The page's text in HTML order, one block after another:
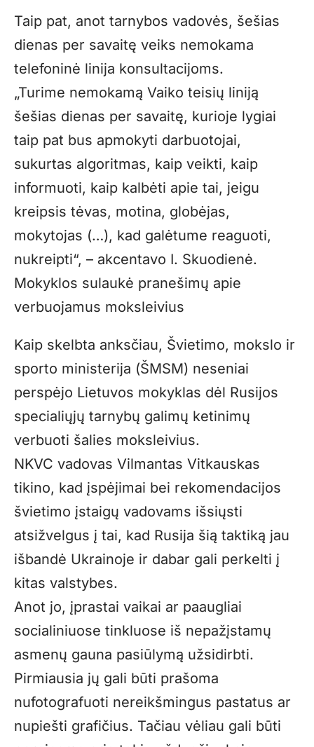
Taip pat, anot tarnybos vadovės, šešias
dienas per savaitę veiks nemokama
telefoninė linija konsultacijoms.
„Turime nemokamą Vaiko teisių liniją
šešias dienas per savaitę, kurioje lygiai
taip pat bus apmokyti darbuotojai,
sukurtas algoritmas, kaip veikti, kaip
informuoti, kaip kalbėti apie tai, jeigu
kreipsis tėvas, motina, globėjas,
mokytojas (…), kad galėtume reaguoti,
nukreipti“, – akcentavo I. Skuodienė.
Mokyklos sulaukė pranešimų apie
verbuojamus moksleivius
Kaip skelbta anksčiau, Švietimo, mokslo ir
sporto ministerija (ŠMSM) neseniai
perspėjo Lietuvos mokyklas dėl Rusijos
specialiųjų tarnybų galimų ketinimų
verbuoti šalies moksleivius.
NKVC vadovas Vilmantas Vitkauskas
tikino, kad įspėjimai bei rekomendacijos
švietimo įstaigų vadovams išsiųsti
atsižvelgus į tai, kad Rusija šią taktiką jau
išbandė Ukrainoje ir dabar gali perkelti į
kitas valstybes.
Anot jo, įprastai vaikai ar paaugliai
socialiniuose tinkluose iš nepažįstamų
asmenų gauna pasiūlymą užsidirbti.
Pirmiausia jų gali būti prašoma
nufotografuoti nereikšmingus pastatus ar
nupiešti grafičius. Tačiau vėliau gali būti